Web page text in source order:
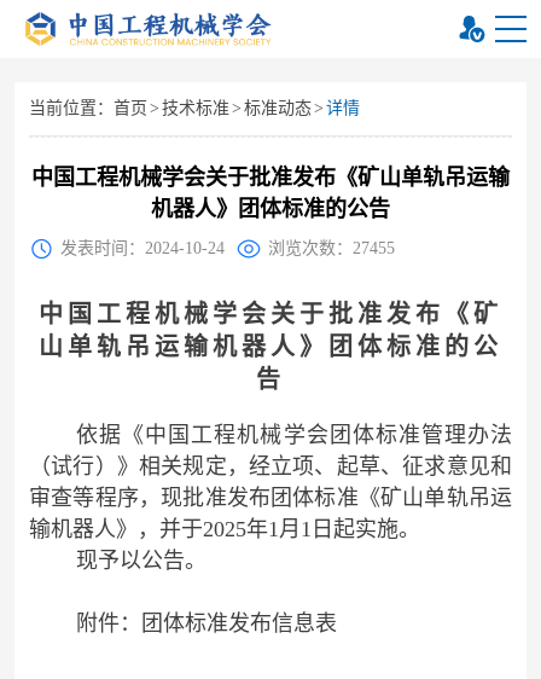
当前位置： 首页 > 技术标准 > 标准动态> 详情
中国工程机械学会关于批准发布《矿山单轨吊运输
机器人》团体标准的公告
发表时间：2024-10-24 浏览次数：27455
中国工程机械学会关于批准发布《矿
山 单轨吊运输机器人》团体标准的公
告
依据《中国工程机械学会团体标准管理办法
（试行）》相关规定，经立项、起草、征求意见和
审查等程序，现批准发布团体标准《矿山单轨吊运
输机器人》，并于2025年1月1日起实施。
现予以公告。
附件：团体标准发布信息表